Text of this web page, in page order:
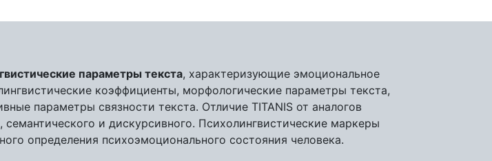
параметры текста, характеризующие эмоциональное
коэффициенты, морфологические параметры текста,
параметры связности текста. Отличие TITANIS от аналогов
семантического и дискурсивного. Психолингвистические маркеры
определения психоэмоционального состояния человека.